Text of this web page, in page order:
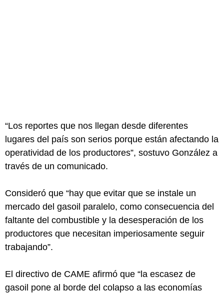
“Los reportes que nos llegan desde diferentes
lugares del país son serios porque están afectando la
operatividad de los productores”, sostuvo González a
través de un comunicado.
Consideró que “hay que evitar que se instale un
mercado del gasoil paralelo, como consecuencia del
faltante del combustible y la desesperación de los
productores que necesitan imperiosamente seguir
trabajando”.
El directivo de CAME afirmó que “la escasez de
gasoil pone al borde del colapso a las economías